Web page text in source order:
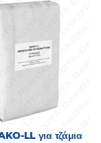
LL για τζάμια